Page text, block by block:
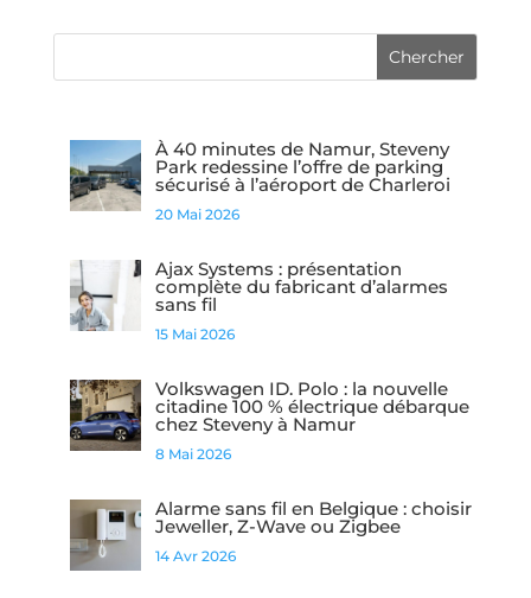
À 40 minutes de Namur, Steveny
Park redessine l’offre de parking
sécurisé à l’aéroport de Charleroi
20 Mai 2026
Ajax Systems : présentation
complète du fabricant d’alarmes
sans fil
15 Mai 2026
Volkswagen ID. Polo : la nouvelle
citadine 100 % électrique débarque
chez Steveny à Namur
8 Mai 2026
Alarme sans fil en Belgique : choisir
Jeweller, Z-Wave ou Zigbee
14 Avr 2026